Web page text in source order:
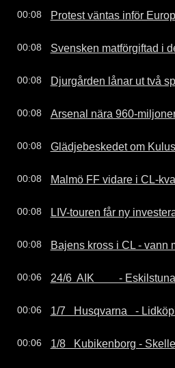
00:08 Protest väntas inför
00:08 Svensken matförgiftad i
00:08 Djurgården lånar ut två
00:08 Arsenal nära 960-
00:08 Glädjebeskedet om
00:08 Malmö FF vidare i CL-
00:08 LIV-touren får ny
00:08 Bajens kross i CL - vann
00:06 24/6  AIK         -
00:06 1/7   Husqvarna   -
00:06 1/8   Kubikenborg -